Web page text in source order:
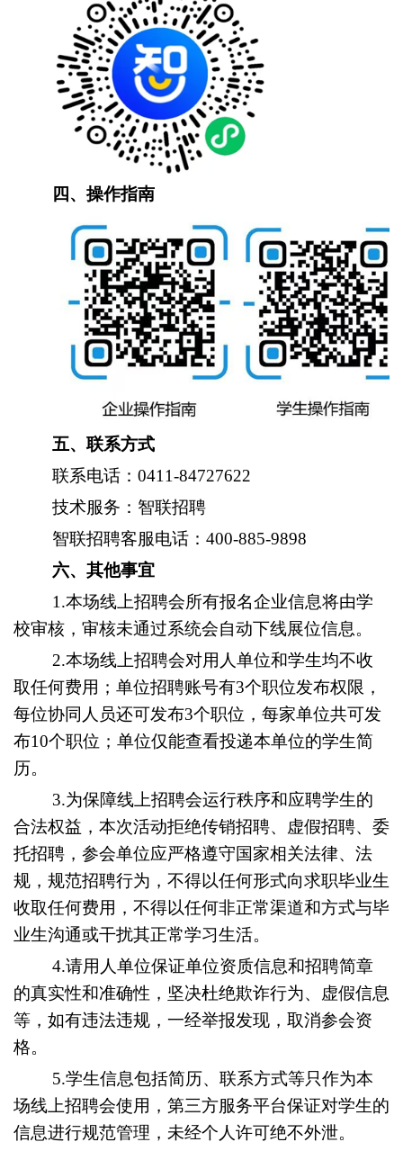
四、操作指南
五、联系方式
联系电话：0411-84727622
技术服务：智联招聘
智联招聘客服电话：400-885-9898
六、其他事宜
1.本场线上招聘会所有报名企业信息将由学
校审核，审核未通过系统会自动下线展位信息。
2.本场线上招聘会对用人单位和学生均不收
取任何费用；单位招聘账号有3个职位发布权限，
每位协同人员还可发布3个职位，每家单位共可发
布10个职位；单位仅能查看投递本单位的学生简
历。
3.为保障线上招聘会运行秩序和应聘学生的
合法权益，本次活动拒绝传销招聘、虚假招聘、委
托招聘，参会单位应严格遵守国家相关法律、法
规，规范招聘行为，不得以任何形式向求职毕业生
收取任何费用，不得以任何非正常渠道和方式与毕
业生沟通或干扰其正常学习生活。
4.请用人单位保证单位资质信息和招聘简章
的真实性和准确性，坚决杜绝欺诈行为、虚假信息
等，如有违法违规，一经举报发现，取消参会资
格。
5.学生信息包括简历、联系方式等只作为本
场线上招聘会使用，第三方服务平台保证对学生的
信息进行规范管理，未经个人许可绝不外泄。